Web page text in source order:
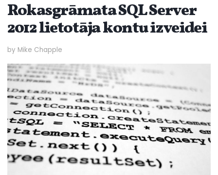
Rokasgrāmata SQL Server
2012 lietotāja kontu izveidei
by Mike Chapple